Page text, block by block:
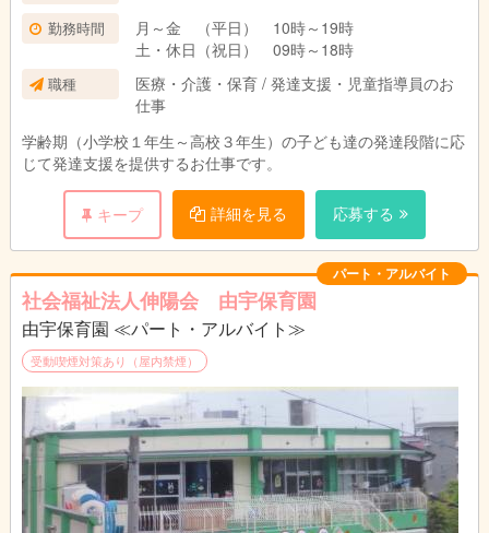
勤務時間
月～金 （平日） 10時～19時
土・休日（祝日） 09時～18時
職種
医療・介護・保育 / 発達支援・児童指導員のお
仕事
学齢期（小学校１年生～高校３年生）の子ども達の発達段階に応
じて発達支援を提供するお仕事です。
キープ 詳細を見る 応募する
パート・アルバイト
社会福祉法人伸陽会 由宇保育園
由宇保育園 ≪パート・アルバイト≫
受動喫煙対策あり（屋内禁煙）